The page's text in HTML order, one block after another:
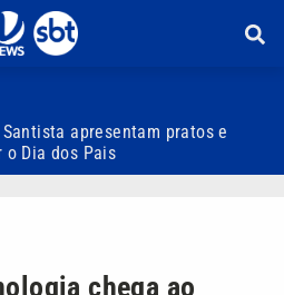
apresentam pratos e
o Dia dos Pais
chega ao